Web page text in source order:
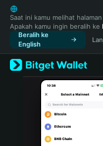
English
日本語
Tiếng Việt
Русский
Español (Latinoamérica)
Türkçe
Italiano
Português (Portugal)
Saat ini kamu melihat
Apakah kamu ingin beralih ke
Beralih ke
English